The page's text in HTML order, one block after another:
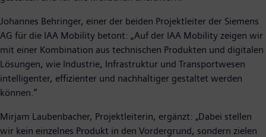
Johannes Behringer, einer der beiden Projektleiter der Siemens
AG für die IAA Mobility betont: „Auf der IAA Mobility zeigen wir
mit einer Kombination aus technischen Produkten und digitalen
Lösungen, wie Industrie, Infrastruktur und Transportwesen
intelligenter, effizienter und nachhaltiger gestaltet werden
können.”
Mirjam Laubenbacher, Projektleiterin, ergänzt: „Dabei stellen
wir kein einzelnes Produkt in den Vordergrund, sondern zielen